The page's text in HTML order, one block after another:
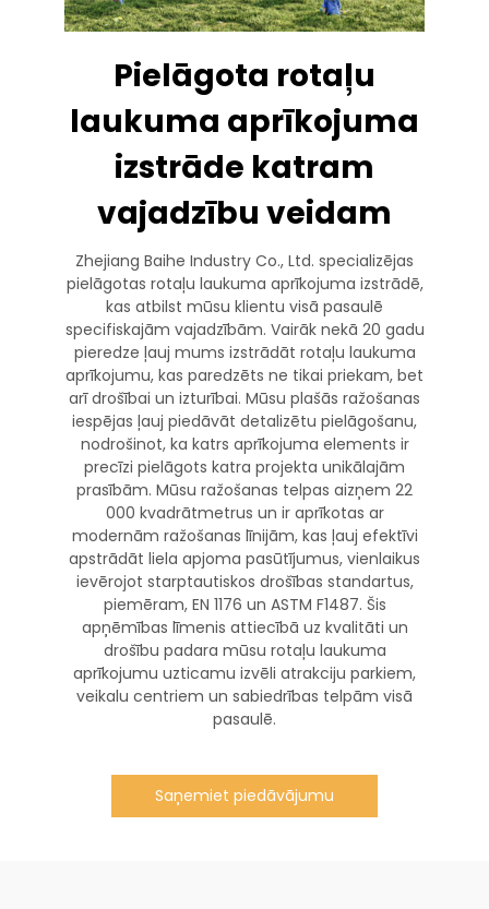
Pielāgota rotaļu
laukuma aprīkojuma
izstrāde katram
vajadzību veidam
Zhejiang Baihe Industry Co., Ltd. specializējas
pielāgotas rotaļu laukuma aprīkojuma izstrādē,
kas atbilst mūsu klientu visā pasaulē
specifiskajām vajadzībām. Vairāk nekā 20 gadu
pieredze ļauj mums izstrādāt rotaļu laukuma
aprīkojumu, kas paredzēts ne tikai priekam, bet
arī drošībai un izturībai. Mūsu plašās ražošanas
iespējas ļauj piedāvāt detalizētu pielāgošanu,
nodrošinot, ka katrs aprīkojuma elements ir
precīzi pielāgots katra projekta unikālajām
prasībām. Mūsu ražošanas telpas aizņem 22
000 kvadrātmetrus un ir aprīkotas ar
modernām ražošanas līnijām, kas ļauj efektīvi
apstrādāt liela apjoma pasūtījumus, vienlaikus
ievērojot starptautiskos drošības standartus,
piemēram, EN 1176 un ASTM F1487. Šis
apņēmības līmenis attiecībā uz kvalitāti un
drošību padara mūsu rotaļu laukuma
aprīkojumu uzticamu izvēli atrakciju parkiem,
veikalu centriem un sabiedrības telpām visā
pasaulē.
Saņemiet piedāvājumu